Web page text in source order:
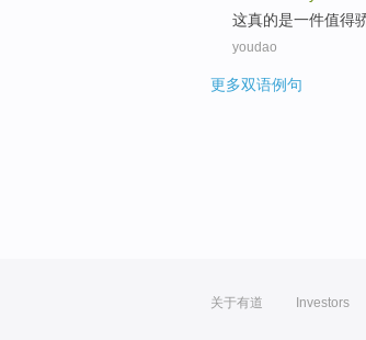
这真的是一件值得
youdao
更多双语例句
关于有道 Investors